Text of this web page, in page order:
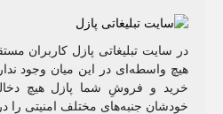
در سایت تبلیغاتی پازل کاربران
هیچ واسطه‌ای در این میان وجود
خرید و فروشِ شما پازل هیچ
خودشان جنبه‌های مختلف امنیتی را